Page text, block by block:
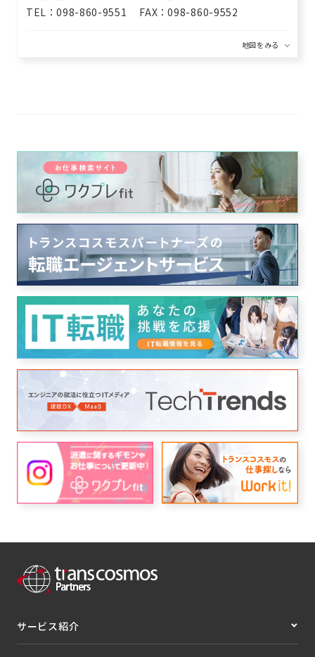
TEL
098-860-9551 FAX 098-860-9552
サービス紹介